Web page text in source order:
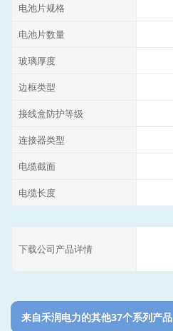
电池片规格
电池片数量
玻璃厚度
边框类型
接线盒防护等级
连接器类型
电缆截面
电缆长度
下载公司产品详情
来自禾润电力的其他37个系列产品‎